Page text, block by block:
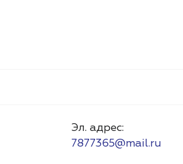
Эл. адрес:
7877365@mail.ru